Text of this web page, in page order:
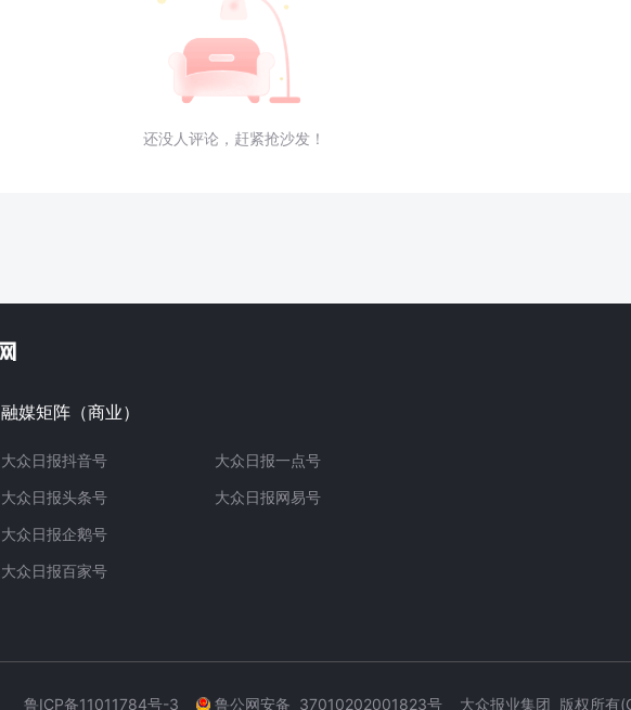
还没人评论，赶紧抢沙发！
融媒矩阵（商业）
大众日报抖音号
大众日报头条号
大众日报企鹅号
大众日报百家号
大众日报一点号
大众日报网易号
鲁ICP备11011784号-3 鲁公网安备 37010202001823号 大众报业集团 版权所